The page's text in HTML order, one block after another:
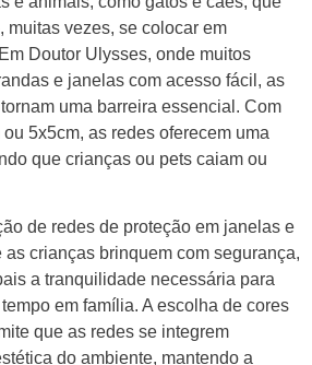
muitas vezes, se colocar em
Doutor Ulysses, onde muitos
e janelas com acesso fácil, as
uma barreira essencial. Com
5x5cm, as redes oferecem uma
que crianças ou pets caiam ou
de redes de proteção em janelas e
crianças brinquem com segurança,
a tranquilidade necessária para
em família. A escolha de cores
que as redes se integrem
do ambiente, mantendo a